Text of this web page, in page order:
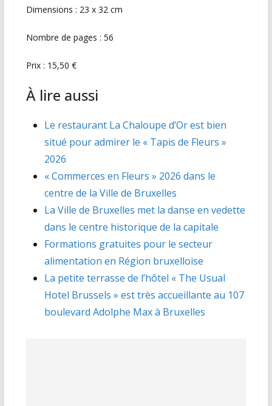
Dimensions : 23 x 32 cm
Nombre de pages : 56
Prix : 15,50 €
À lire aussi
Le restaurant La Chaloupe d’Or est bien
situé pour admirer le « Tapis de Fleurs »
2026
« Commerces en Fleurs » 2026 dans le
centre de la Ville de Bruxelles
La Ville de Bruxelles met la danse en vedette
dans le centre historique de la capitale
Formations gratuites pour le secteur
alimentation en Région bruxelloise
La petite terrasse de l’hôtel « The Usual
Hotel Brussels » est très accueillante au 107
boulevard Adolphe Max à Bruxelles